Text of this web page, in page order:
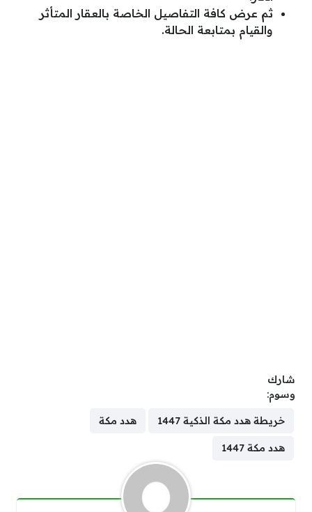
ثم عرض كافة التفاصيل الخاصة بالعقار المتأثر
والقيام بمتابعة الحالة.
شارك
وسوم:
خريطة هدد مكة الذكية 1447 هدد مكة
هدد مكة 1447